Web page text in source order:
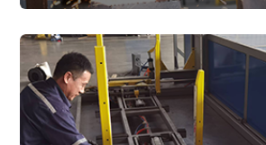
Instalación y Ajustes